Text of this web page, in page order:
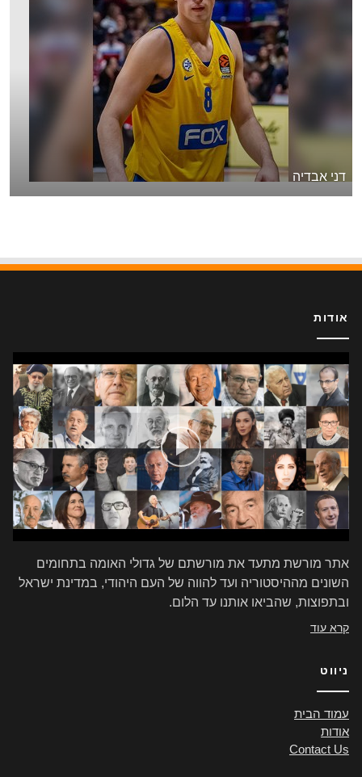
דני אבדיה
אודות
אתר מורשת מתעד את מורשתם של גדולי האומה בתחומים
השונים מההיסטוריה ועד להווה של העם היהודי, במדינת ישראל
ובתפוצות, שהביאו אותנו עד הלום.
קרא עוד
ניווט
עמוד הבית
אודות
Contact Us